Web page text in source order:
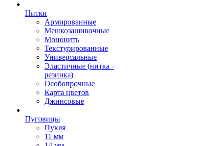
Нитки
Армированные
Мешкозашивочные
Мононить
Текстурированные
Универсальные
Эластичные (нитка -
резинка)
Особопрочные
Карта цветов
Джинсовые
Пуговицы
Пукля
11 мм